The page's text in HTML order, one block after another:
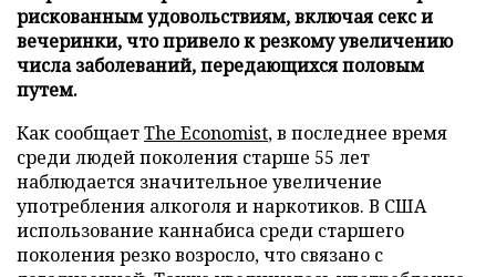
рискованным удовольствиям, включая секс и
вечеринки, что привело к резкому увеличению
числа заболеваний, передающихся половым
путем.
Как сообщаетThe Economist, в последнее время
среди людей поколения старше 55 лет
наблюдается значительное увеличение
употребления алкоголя и наркотиков. В США
использование каннабиса среди старшего
поколения резко возросло, что связано с